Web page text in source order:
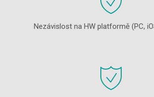
Nezávislost na HW platformě (PC,